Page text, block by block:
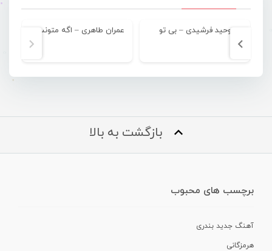
وحید فرشیدی – بی تو عمران طاهری – اگه متونسته
بازگشت به بالا
برچسب های محبوب
آهنگ جدید بندری
هرمزگانی